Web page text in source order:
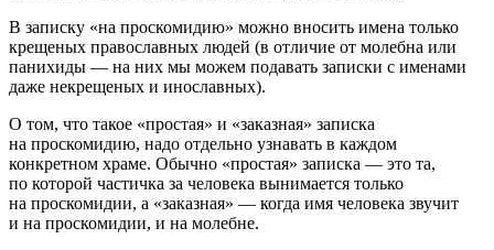
В записку «на проскомидию» можно вносить имена только
крещеных православных людей (в отличие от молебна или
панихиды — на них мы можем подавать записки с именами
даже некрещеных и инославных).
О том, что такое «простая» и «заказная» записка
на проскомидию, надо отдельно узнавать в каждом
конкретном храме. Обычно «простая» записка — это та,
по которой частичка за человека вынимается только
на проскомидии, а «заказная» — когда имя человека звучит
и на проскомидии, и на молебне.